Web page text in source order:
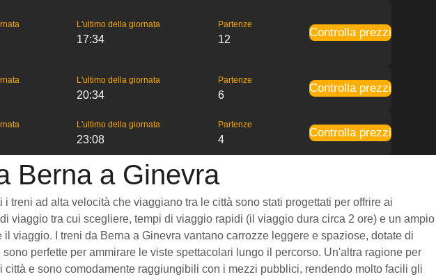
L'ultimo della giornata
17:34
Partenze
12
Controlla prezzi
L'ultimo della giornata
20:34
Partenze
6
Controlla prezzi
L'ultimo della giornata
23:08
Partenze
4
Controlla prezzi
Berna a Ginevra
ad alta velocità che viaggiano tra le città sono stati progettati per offrire ai
viaggio tra cui scegliere, tempi di viaggio rapidi (il viaggio dura circa 2 ore) e un ampio
viaggio. I treni da Berna a Ginevra vantano carrozze leggere e spaziose, dotate di
perfette per ammirare le viste spettacolari lungo il percorso. Un'altra ragione per
e sono comodamente raggiungibili con i mezzi pubblici, rendendo molto facili gli